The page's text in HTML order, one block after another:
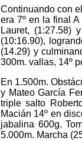
Continuando con
era 7º en la final
Lauret, (1:27.58)
(10:16.90),
(14.29) y
300m. vallas, 14º
En 1.500m.
y Mateo García
triple salto
Macián 14º en
jabalina 600g.
5.000m. Marcha